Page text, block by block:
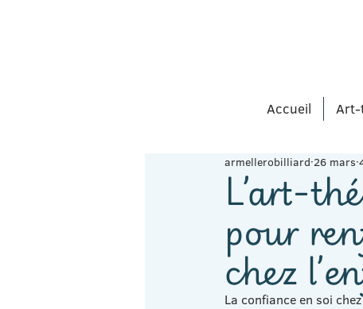
Accueil Art-
L’art-
pour
chez
armellerobilliard 26 mars
La confiance en soi